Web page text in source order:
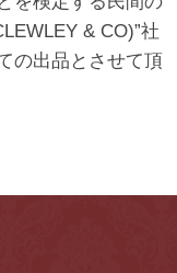
& CO)”社
の出品とさせて頂